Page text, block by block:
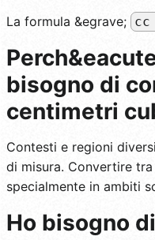
La formula &egrave; cc
bisogno di
centimetri
Contesti e regioni
di misura. Convertire
specialmente in ambiti
Ho bisogno